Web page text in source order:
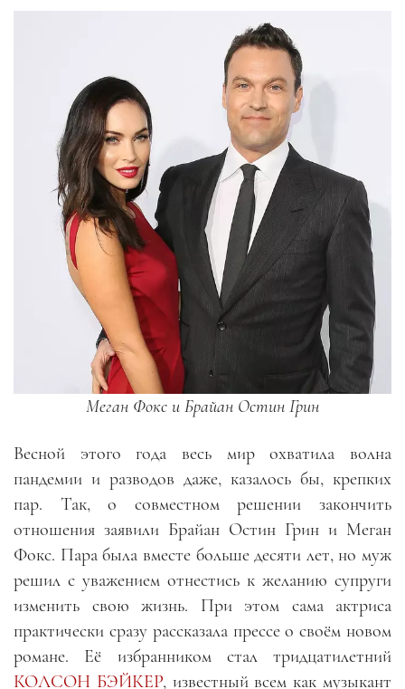
Меган Фокс и Брайан Остин Грин
Весной этого года весь мир охватила волна
пандемии и разводов даже, казалось бы, крепких
пар. Так, о совместном решении закончить
отношения заявили Брайан Остин Грин и Меган
Фокс. Пара была вместе больше десяти лет, но муж
решил с уважением отнестись к желанию супруги
изменить свою жизнь. При этом сама актриса
практически сразу рассказала прессе о своём новом
романе. Её избранником стал тридцатилетний
КОЛСОН БЭЙКЕР, известный всем как музыкант